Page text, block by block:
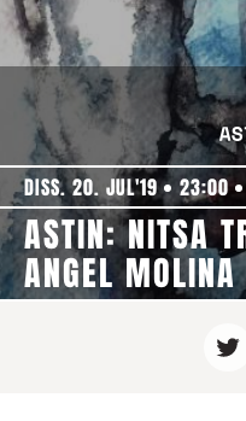
DISS. 20. JUL'19 23:00
ASTIN: NITSA
ANGEL